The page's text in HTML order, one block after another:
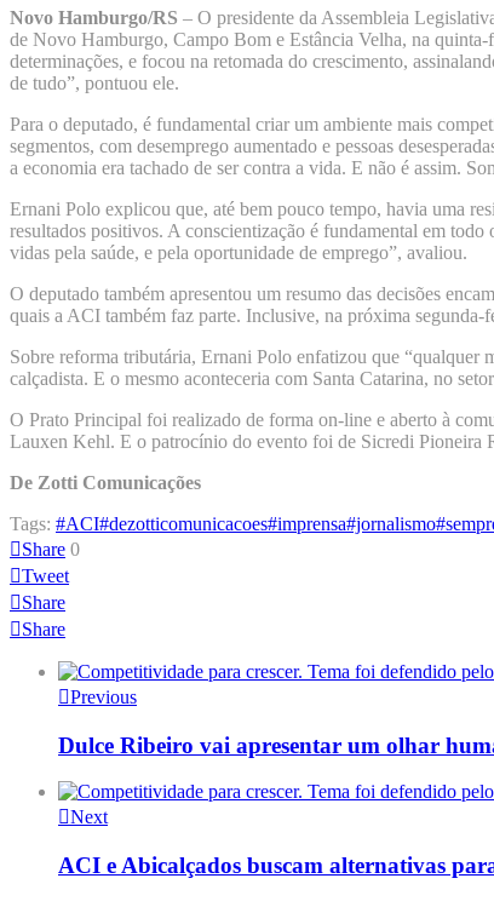
Novo Hamburgo/RS – O presidente da Assembleia
de Novo Hamburgo, Campo Bom e Estância Velha, na
determinações, e focou na retomada do crescimento,
de tudo”, pontuou ele.
Para o deputado, é fundamental criar um ambiente mais
segmentos, com desemprego aumentado e pessoas
a economia era tachado de ser contra a vida. E não é assim.
Ernani Polo explicou que, até bem pouco tempo, havia uma
resultados positivos. A conscientização é fundamental em
vidas pela saúde, e pela oportunidade de emprego”, avaliou.
O deputado também apresentou um resumo das decisões
quais a ACI também faz parte. Inclusive, na próxima segunda-
Sobre reforma tributária, Ernani Polo enfatizou que “qualquer
calçadista. E o mesmo aconteceria com Santa Catarina, no
O Prato Principal foi realizado de forma on-line e aberto à
Lauxen Kehl. E o patrocínio do evento foi de Sicredi Pioneira
De Zotti Comunicações
Tags: #ACI#dezotticomunicacoes#imprensa#jornalismo
Share 0
Tweet
Share
Share
Previous
Dulce Ribeiro vai apresentar um olhar
Next
ACI e Abicalçados buscam alternativas